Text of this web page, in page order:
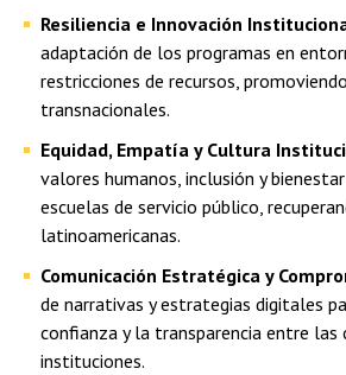
Resiliencia e Innovación
adaptación de los programas en
restricciones de recursos,
transnacionales.
Equidad, Empatía y Cultura
valores humanos, inclusión y
escuelas de servicio público,
latinoamericanas.
Comunicación Estratégica y
de narrativas y estrategias digitales
confianza y la transparencia entre las
instituciones.